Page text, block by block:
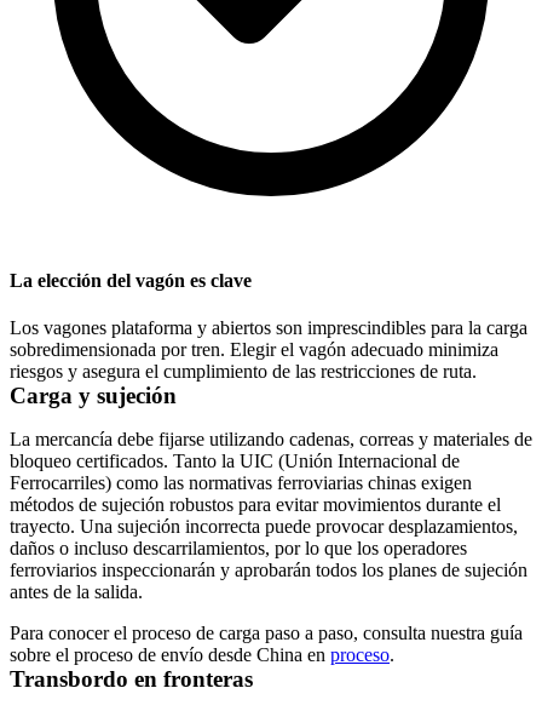
La elección del vagón es clave
Los vagones plataforma y abiertos son imprescindibles para la carga
sobredimensionada por tren. Elegir el vagón adecuado minimiza
riesgos y asegura el cumplimiento de las restricciones de ruta.
Carga y sujeción
La mercancía debe fijarse utilizando cadenas, correas y materiales de
bloqueo certificados. Tanto la UIC (Unión Internacional de
Ferrocarriles) como las normativas ferroviarias chinas exigen
métodos de sujeción robustos para evitar movimientos durante el
trayecto. Una sujeción incorrecta puede provocar desplazamientos,
daños o incluso descarrilamientos, por lo que los operadores
ferroviarios inspeccionarán y aprobarán todos los planes de sujeción
antes de la salida.
Para conocer el proceso de carga paso a paso, consulta nuestra guía
sobre el proceso de envío desde China en proceso.
Transbordo en fronteras